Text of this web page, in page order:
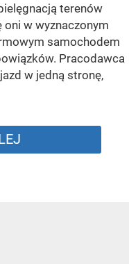
terenów
oni w wyznaczonym
samochodem
Pracodawca
w jedną stronę,